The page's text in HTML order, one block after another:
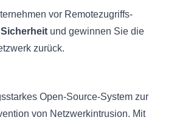
vor Remotezugriffs-
und gewinnen Sie die
zurück.
Open-Source-System zur
von Netzwerkintrusion. Mit